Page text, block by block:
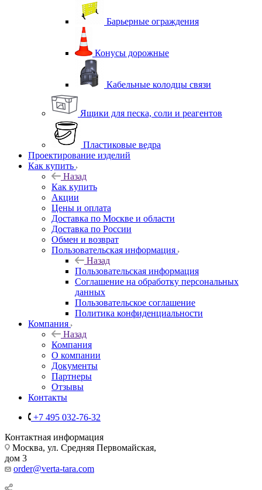
Барьерные ограждения
Конусы дорожные
Кабельные колодцы связи
Ящики для песка, соли и реагентов
Пластиковые ведра
Проектирование изделий
Как купить
Назад
Как купить
Акции
Цены и оплата
Доставка по Москве и области
Доставка по России
Обмен и возврат
Пользовательская информация
Назад
Пользовательская информация
Соглашение на обработку персональных
данных
Пользовательское соглашение
Политика конфиденциальности
Компания
Назад
Компания
О компании
Документы
Партнеры
Отзывы
Контакты
+7 495 032-76-32
Контактная информация
Москва, ул. Средняя Первомайская,
дом 3
order@verta-tara.com